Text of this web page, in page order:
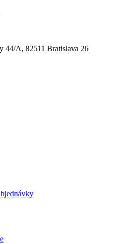
44/A, 82511 Bratislava 26